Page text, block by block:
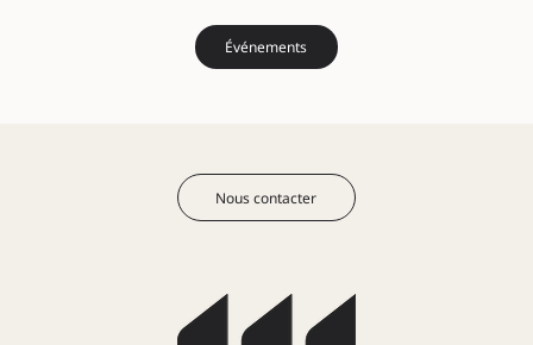
Événements
Nous contacter